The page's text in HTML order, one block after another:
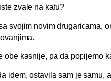
zvale na kafu?
svojim novim drugaricama,
obe kasnije, pa da popijemo
idem, ostavila sam je samu,